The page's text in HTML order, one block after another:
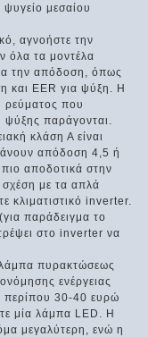
μεσαίου
αγνοήστε την
όλα τα μοντέλα
την απόδοση, όπως
και EER για ψύξη. Η
ρεύματος που
ψύξης παράγονται.
κλάση Α είναι
απόδοση 4,5 ή
αποδοτικά στην
με τα απλά
κλιματιστικό inverter.
παράδειγμα το
στο inverter να
λάμπα πυρακτώσεως
ενέργειας
περίπου 30-40 ευρώ
μία λάμπα LED. Η
μεγαλύτερη, ενώ η